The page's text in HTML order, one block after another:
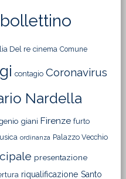
bollettino
Del re cinema Comune
contagio Coronavirus
Nardella
giani Firenze furto
ordinanza Palazzo Vecchio
presentazione
riqualificazione Santo